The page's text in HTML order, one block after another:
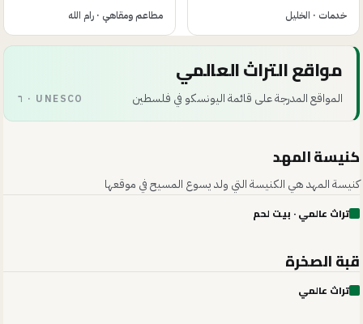
خدمات · الخليل
مطاعم ومقاهي · رام الله
مواقع التراث العالمي
المواقع المدرجة على قائمة اليونسكو في فلسطين UNESCO · ٦
01
كنيسة المهد
كنيسة المهد هي الكنيسة التي ولد يسوع المسيح في موقعها
تراث عالمي· بيت لحم
02
قبة الصخرة
تراث عالمي